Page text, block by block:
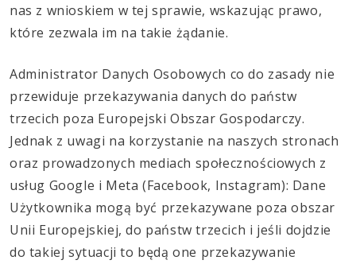
nas z wnioskiem w tej sprawie, wskazując prawo,
które zezwala im na takie żądanie.
Administrator Danych Osobowych co do zasady nie
przewiduje przekazywania danych do państw
trzecich poza Europejski Obszar Gospodarczy.
Jednak z uwagi na korzystanie na naszych stronach
oraz prowadzonych mediach społecznościowych z
usług Google i Meta (Facebook, Instagram): Dane
Użytkownika mogą być przekazywane poza obszar
Unii Europejskiej, do państw trzecich i jeśli dojdzie
do takiej sytuacji to będą one przekazywanie